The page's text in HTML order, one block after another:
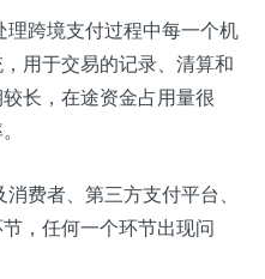
跨境支付过程中每一个机
用于交易的记录、清算和
长，在途资金占用量很
费者、第三方支付平台、
，任何一个环节出现问